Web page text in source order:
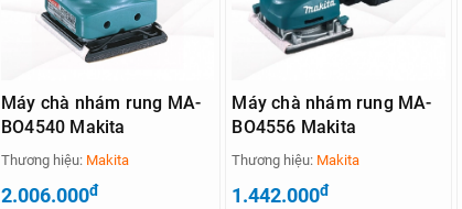
Máy chà nhám rung MA-
BO4540 Makita
Thương hiệu: Makita
2.006.000đ
Máy chà nhám rung MA-
BO4556 Makita
Thương hiệu: Makita
1.442.000đ